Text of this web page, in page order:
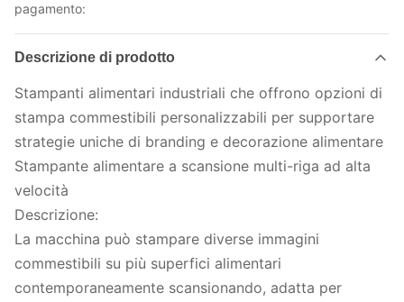
pagamento:
Descrizione di prodotto
Stampanti alimentari industriali che offrono opzioni di
stampa commestibili personalizzabili per supportare
strategie uniche di branding e decorazione alimentare
Stampante alimentare a scansione multi-riga ad alta
velocità
Descrizione:
La macchina può stampare diverse immagini
commestibili su più superfici alimentari
contemporaneamente scansionando, adatta per